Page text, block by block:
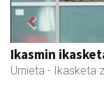
Izkiriota ardoak
Andoain - Ardoak
Previous